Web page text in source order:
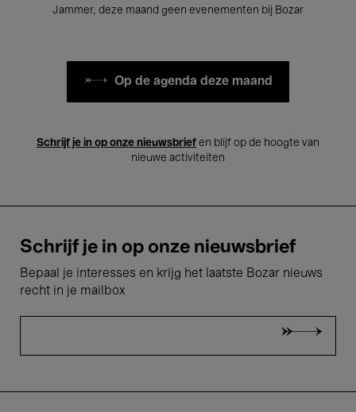
Jammer, deze maand geen evenementen bij Bozar
Op de agenda deze maand
Schrijf je in op onze nieuwsbrief en blijf op de hoogte van
nieuwe activiteiten
Schrijf je in op onze nieuwsbrief
Bepaal je interesses en krijg het laatste Bozar nieuws
recht in je mailbox